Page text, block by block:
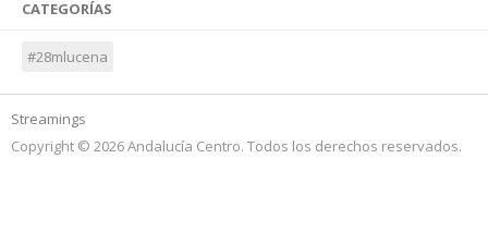
CATEGORÍAS
#28mlucena
Streamings
Copyright © 2026 Andalucía Centro. Todos los derechos reservados.